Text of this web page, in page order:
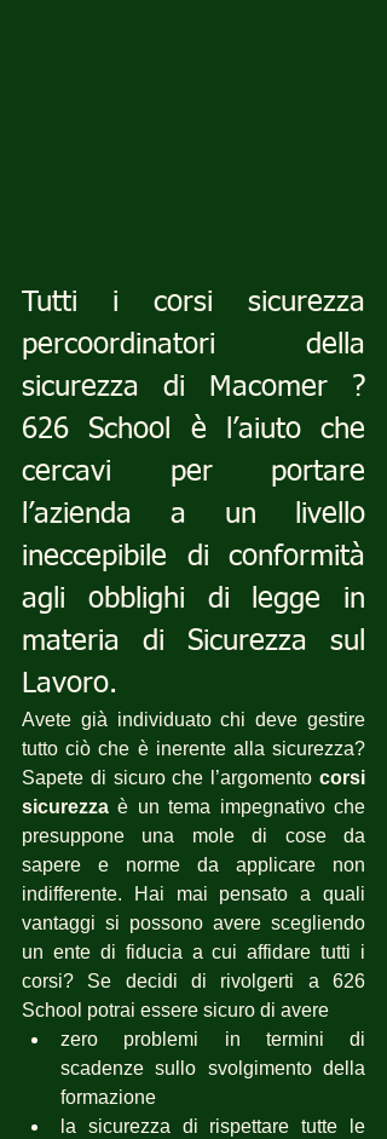
Tutti i corsi sicurezza
percoordinatori della
sicurezza di Macomer ?
626 School è l’aiuto che
cercavi per portare
l’azienda a un livello
ineccepibile di conformità
agli obblighi di legge in
materia di Sicurezza sul
Lavoro.
Avete già individuato chi deve gestire
tutto ciò che è inerente alla sicurezza?
Sapete di sicuro che l’argomento corsi
sicurezza è un tema impegnativo che
presuppone una mole di cose da
sapere e norme da applicare non
indifferente. Hai mai pensato a quali
vantaggi si possono avere scegliendo
un ente di fiducia a cui affidare tutti i
corsi? Se decidi di rivolgerti a 626
School potrai essere sicuro di avere
zero problemi in termini di
scadenze sullo svolgimento della
formazione
la sicurezza di rispettare tutte le